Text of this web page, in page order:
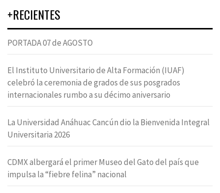
+RECIENTES
PORTADA 07 de AGOSTO
El Instituto Universitario de Alta Formación (IUAF)
celebró la ceremonia de grados de sus posgrados
internacionales rumbo a su décimo aniversario
La Universidad Anáhuac Cancún dio la Bienvenida Integral
Universitaria 2026
CDMX albergará el primer Museo del Gato del país que
impulsa la “fiebre felina” nacional